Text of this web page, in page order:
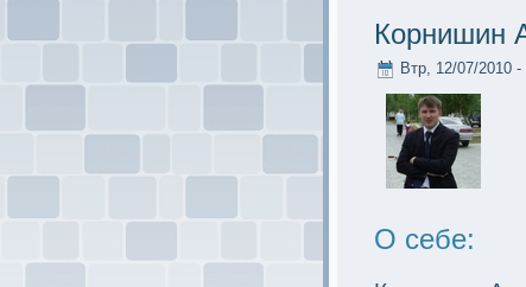
Корнишин
Втр, 12/07/2010 -
О себе: